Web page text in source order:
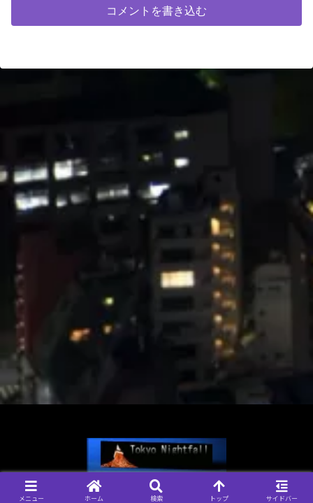
コメントを書き込む
© 2004-2026 Tokyo Nightfall, 管理人 なおきち.
メニュー ホーム 検索 トップ サイドバー